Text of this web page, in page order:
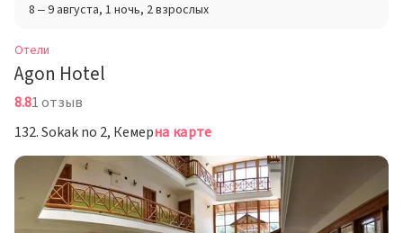
8 – 9 августа, 1 ночь, 2 взрослых
Отели
Agon Hotel
8.81 отзыв
132. Sokak no 2, Кемерна карте